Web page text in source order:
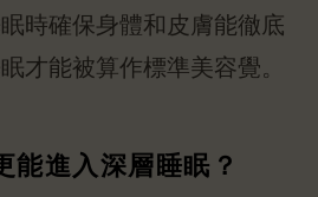
時確保身體和皮膚能徹底
才能被算作標準美容覺。
能進入深層睡眠？